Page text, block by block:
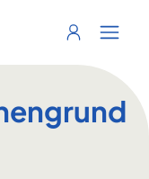
Login